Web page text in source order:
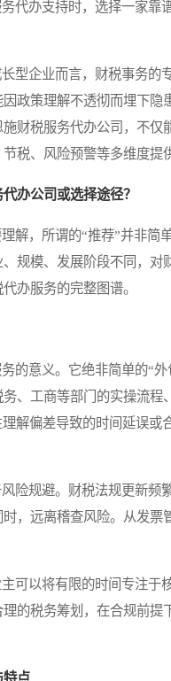
办支持时，选择一家靠
企业而言，财税事务的
政策理解不透彻而埋下
财税服务代办公司，不
税、风险预警等多维度提
办公司或选择途径？
，所谓的“推荐”并非简
规模、发展阶段不同，
办服务的完整图谱。
意义。它绝非简单的“外
、工商等部门的实操流
解偏差导致的时间延误
规避。财税法规更新频
，远离稽查风险。从发
以将有限的时间专注于
的税务筹划，在合规前
特点